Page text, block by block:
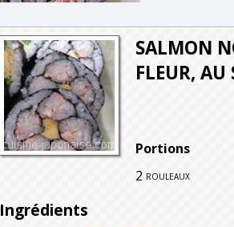
SALMON
FLEUR,
Portions
2 rouleaux
Ingrédients